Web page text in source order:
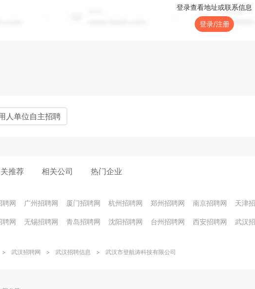
登录查看地址或联系信息
登录/注册
人单位自主招聘
推荐 相关公司 热门企业
聘网 广州招聘网 厦门招聘网 杭州招聘网 郑州招聘网 南京招聘网 天津
聘网 无锡招聘网 青岛招聘网 沈阳招聘网 台州招聘网 西安招聘网 武汉
> 武汉招聘网 > 武汉招聘信息 > 武汉市登航涛科技有限公司